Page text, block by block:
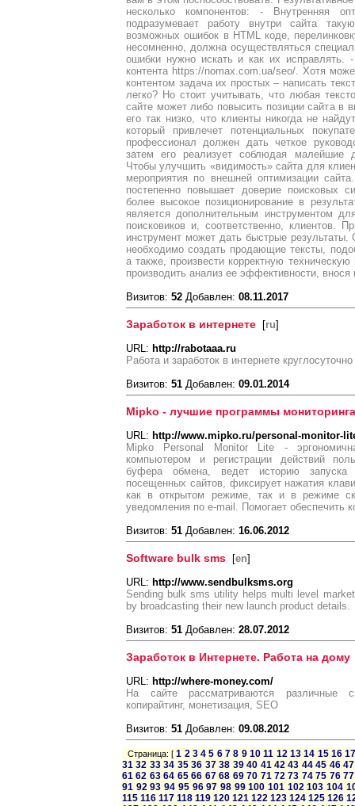
несколько компонентов: - Внутренняя
подразумевает работу внутри сайта
возможных ошибок в HTML коде,
несомненно, должна осуществляться
ошибки нужно искать и как их исправлять.
контента https://nomax.com.ua/seo/. Хотя
контентом задача их простых – написать
легко? Но стоит учитывать, что любая
сайте может либо повысить позиции сайта в
его так низко, что клиенты никогда не
который привлечет потенциальных
профессионал должен дать четкое
затем его реализует соблюдая малейшие
Чтобы улучшить «видимость» сайта для
мероприятия по внешней оптимизации
постепенно повышает доверие поисковых
более высокое позиционирование в
является дополнительным инструментом
поисковиков и, соответственно, клиентов.
инструмент может дать быстрые
необходимо создать продающие тексты,
а также, произвести корректную
производить анализ ее эффективности, внося
Визитов: 52 Добавлен: 08.11.2017
Заработок в интернете [ru]
URL: http://rabotaaa.ru
Работа и заработок в интернете
Визитов: 51 Добавлен: 09.01.2014
Mipko - лучшие программы
URL: http://www.mipko.ru/personal-monitor-
Mipko Personal Monitor Lite -
компьютером и регистрации действий
буфера обмена, ведет историю запуска
посещенных сайтов, фиксирует нажатия
как в открытом режиме, так и в режиме
уведомления по e-mail. Помогает обеспечить
Визитов: 51 Добавлен: 16.06.2012
Software bulk sms [en]
URL: http://www.sendbulksms.org
Sending bulk sms utility helps multi level
by broadcasting their new launch product details.
Визитов: 51 Добавлен: 28.07.2012
Заработок в Интернете. Работа на дому
URL: http://where-money.com/
На сайте рассматриваются различные
копирайтинг, монетизация, SEO
Визитов: 51 Добавлен: 09.08.2012
Страница: [1 2 3 4 5 6 7 8 9 10 11 12 13 14 15 16
31 32 33 34 35 36 37 38 39 40 41 42 43 44 45 46 47
61 62 63 64 65 66 67 68 69 70 71 72 73 74 75 76 77
91 92 93 94 95 96 97 98 99 100 101 102 103 104
115 116 117 118 119 120 121 122 123 124 125 126